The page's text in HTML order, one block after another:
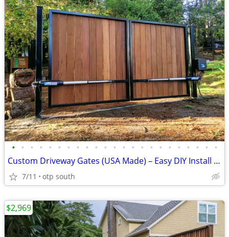
• • • • • • • • • • • • • • • • • • • • • • •
Custom Driveway Gates (USA Made) – Easy DIY Install + FREE Delivery
7/11 otp south
$2,969